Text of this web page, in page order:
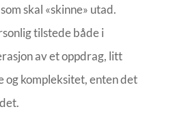
skal «skinne» utad.
tilstede både i
av et oppdrag, litt
og kompleksitet, enten det